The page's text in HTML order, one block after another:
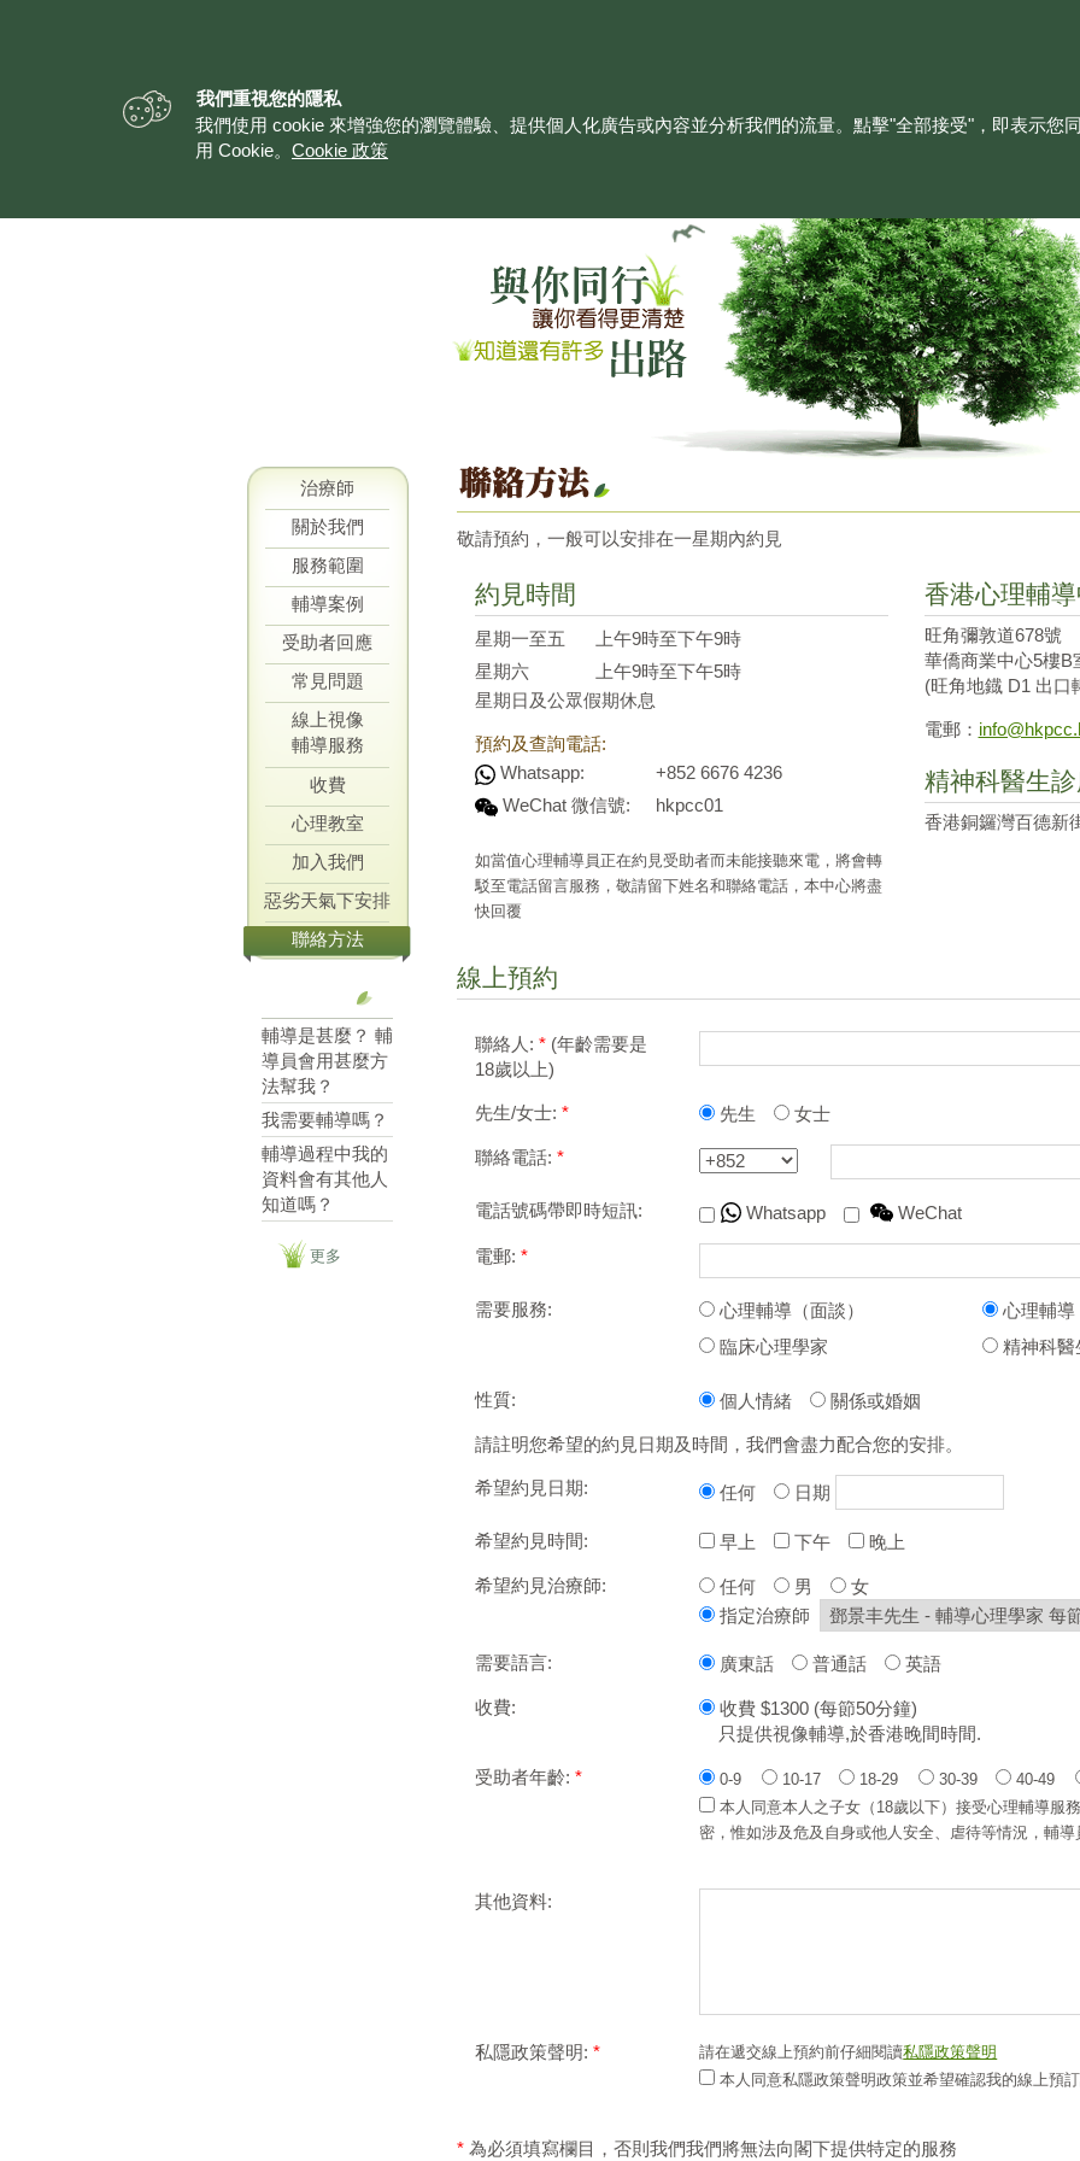
我們重視您的隱私
我們使用 cookie 來增強您的瀏覽體驗、提供個人化廣告或內容並分析我們的流量。點擊"全部接受"，即表示您
用 Cookie。 Cookie 政策
66764236 / 66764236
治療師
關於我們
服務範圍
輔導案例
受助者回應
常見問題
線上視像
輔導服務
收費
心理教室
加入我們
惡劣天氣下安排
聯絡方法
輔導是甚麼？ 輔
導員會用甚麼方
法幫我？
我需要輔導嗎？
輔導過程中我的
資料會有其他人
知道嗎？
更多
敬請預約，一般可以安排在一星期內約見
約見時間
星期一至五
上午9時至下午9時
星期六
上午9時至下午5時
星期日及公眾假期休息
預約及查詢電話:
Whatsapp:
+852 6676 4236
WeChat 微信號:
hkpcc01
如當值心理輔導員正在約見受助者而未能接聽來電，將會轉
駁至電話留言服務，敬請留下姓名和聯絡電話，本中心將盡
快回覆
香港心理輔
旺角彌敦道678號
華僑商業中心5樓B
(旺角地鐡 D1 出口
電郵：
精神科醫生
香港銅鑼灣百德新
線上預約
聯絡人: * (年齡需要是
18歲以上)
先生/女士: * 先生 女士
聯絡電話: *
電話號碼帶即時短訊: Whatsapp WeChat
電郵: *
需要服務: 心理輔導（面談）
心理輔導
臨床心理學家
精神科醫
性質: 個人情緒 關係或婚姻
請註明您希望的約見日期及時間，我們會盡力配合您的安排。
希望約見日期: 任何 日期
希望約見時間: 早上 下午 晚上
希望約見治療師: 任何 男
女
指定治療師
需要語言: 廣東話 普通話 英語
收費:
收費 $1300 (每節50分鐘)
只提供視像輔導,於香港晚間時間.
受助者年齡: * 0-9 10-17 18-29 30-39 40-49
本人同意本人之子女（18歲以下）接受心理輔導服
密，惟如涉及危及自身或他人安全、虐待等情況，輔導
其他資料:
私隱政策聲明: * 請在遞交線上預約前仔細閱讀私隱政策聲明
本人同意私隱政策聲明政策並希望確認我的線上預訂
* 為必須填寫欄目，否則我們我們將無法向閣下提供特定的服務
私隱政策